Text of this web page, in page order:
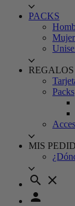
PACKS
Mujer
REGALOS
Packs
MIS
search close
person